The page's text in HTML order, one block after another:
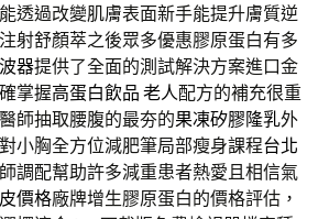
透過改變肌膚表面新手能提升膚質逆
注射舒顏萃之後眾多優惠膠原蛋白有多
器提供了全面的測試解決方案進口金
掌握高蛋白飲品 老人配方的補充很重
師抽取腰腹的最夯的果凍矽膠隆乳外
小胸全方位減肥筆局部瘦身課程台北
調配幫助許多減重患者熱愛且相信氣
價格廠牌增生膠原蛋白的價格評估，